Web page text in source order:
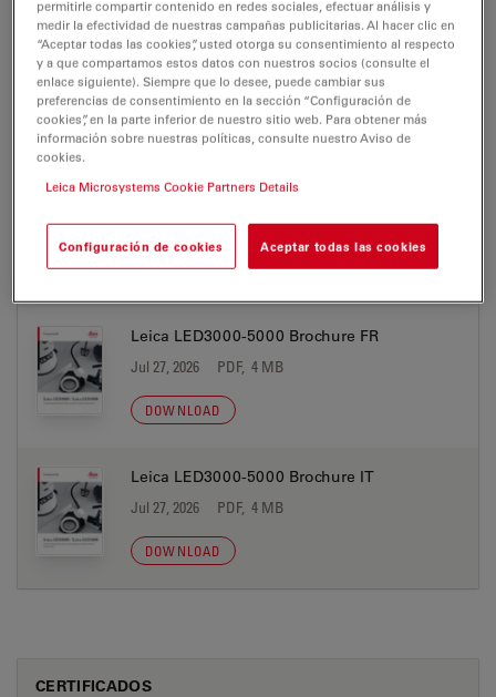
Leica LED3000-5000 Brochure EN
Jul 27, 2026 PDF, 4 MB
DOWNLOAD
Leica LED3000-5000 Brochure ES
Jul 27, 2026 PDF, 4 MB
DOWNLOAD
Leica LED3000-5000 Brochure FR
Jul 27, 2026 PDF, 4 MB
DOWNLOAD
Leica LED3000-5000 Brochure IT
Jul 27, 2026 PDF, 4 MB
DOWNLOAD
CERTIFICADOS
permitirle compartir contenido en redes sociales, efectuar análisis y
medir la efectividad de nuestras campañas publicitarias. Al hacer clic en
“Aceptar todas las cookies”, usted otorga su consentimiento al respecto
y a que compartamos estos datos con nuestros socios (consulte el
enlace siguiente). Siempre que lo desee, puede cambiar sus
preferencias de consentimiento en la sección “Configuración de
cookies”, en la parte inferior de nuestro sitio web. Para obtener más
información sobre nuestras políticas, consulte nuestro Aviso de
cookies.
Leica Microsystems Cookie Partners Details
Configuración de cookies Aceptar todas las cookies